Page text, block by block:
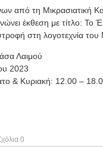
από τη Μικρασιατική
έκθεση με τίτλο: Το
στη λογοτεχνία
Λαιμού
2023
& Κυριακή: 12.00 –
0